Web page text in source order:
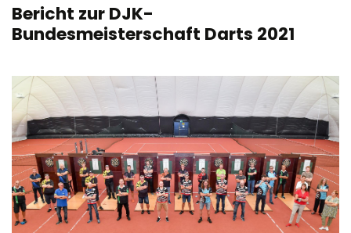
Bericht zur DJK-
Bundesmeisterschaft Darts 2021
Kontakt
DJK Sportjugend